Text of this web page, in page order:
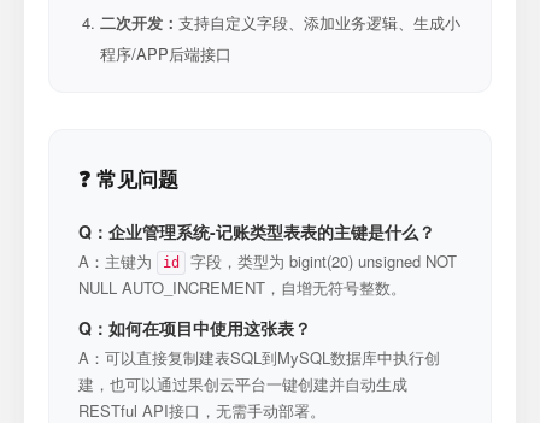
二次开发： 支持自定义字段、添加业务逻辑、生成小
程序/APP后端接口
❓ 常见问题
Q：企业管理系统-记账类型表表的主键是什么？
A：主键为 id
字段，类型为 bigint(20) unsigned NOT
NULL AUTO_INCREMENT，自增无符号整数。
Q：如何在项目中使用这张表？
A：可以直接复制建表SQL到MySQL数据库中执行创
建，也可以通过果创云平台一键创建并自动生成
RESTful API接口，无需手动部署。